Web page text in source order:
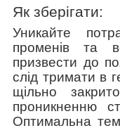
Як зберігати:
Уникайте
променів та
призвести до
слід тримати в
щільно
проникненню
Оптимальна